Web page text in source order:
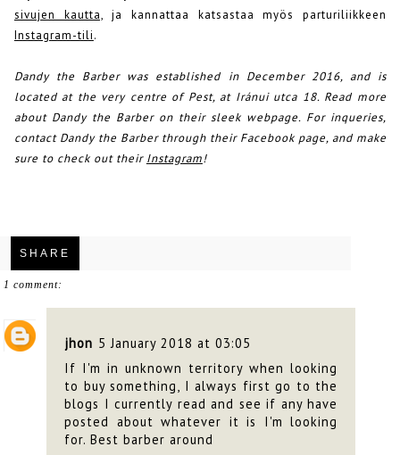
sivujen kautta, ja kannattaa katsastaa myös parturiliikkeen
Instagram-tili.
Dandy the Barber was established in December 2016, and is
located at the very centre of Pest, at Iránui utca 18. Read more
about Dandy the Barber on their sleek webpage. For inqueries,
contact Dandy the Barber through their Facebook page, and make
sure to check out their Instagram!
SHARE
1 comment:
jhon 5 January 2018 at 03:05
If I'm in unknown territory when looking
to buy something, I always first go to the
blogs I currently read and see if any have
posted about whatever it is I'm looking
for.Best barber around